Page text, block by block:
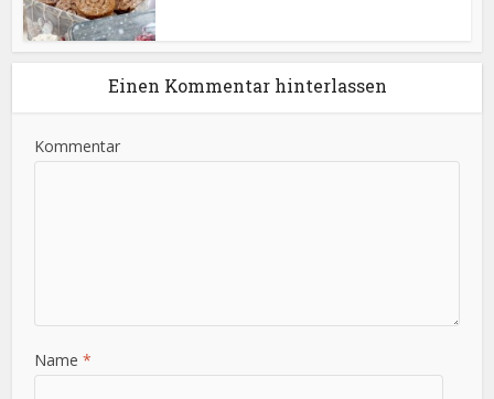
Einen Kommentar hinterlassen
Kommentar
Name*